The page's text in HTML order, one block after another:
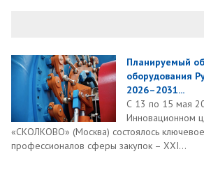
Планируемый
оборудования
2026–2031...
С 13 по 15 мая
Инновационном
«СКОЛКОВО» (Москва) состоялось
профессионалов сферы закупок – XXI...